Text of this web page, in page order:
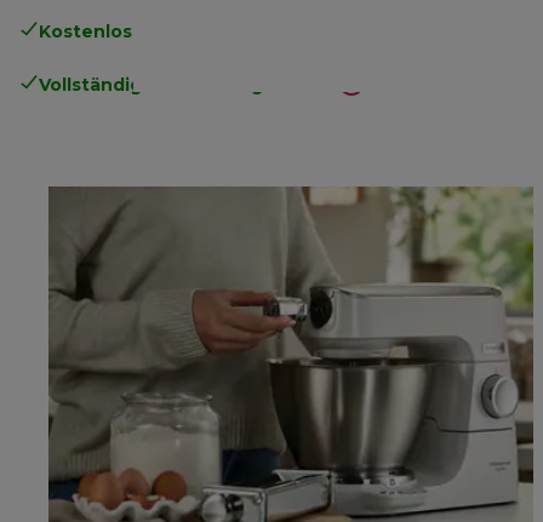
Kostenlose Rücksendungen
Vollständige Herstellergarantie